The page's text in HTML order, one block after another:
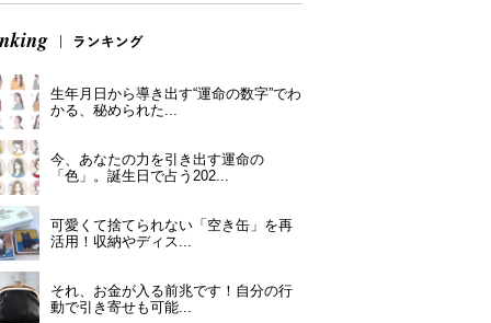
生年月日から導き出す“運命の数字”でわ
かる、秘められた...
今、あなたの力を引き出す運命の
「色」。誕生日で占う202...
可愛くて捨てられない「空き缶」を再
活用！収納やディス...
それ、お金が入る前兆です！自分の行
動で引き寄せも可能...